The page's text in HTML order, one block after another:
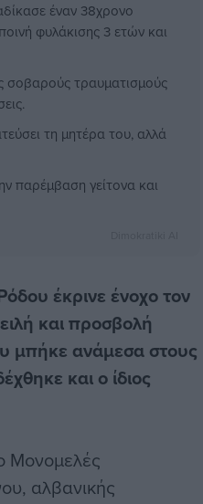
έναν 38χρονο
φυλάκισης 3 ετών και
σοβαρούς τραυματισμούς
τη μητέρα του, αλλά
παρέμβαση γείτονα και
έκρινε ένοχο τον
και προσβολή
μπήκε ανάμεσα στους
και ο ίδιος
Μονομελές
αλβανικής